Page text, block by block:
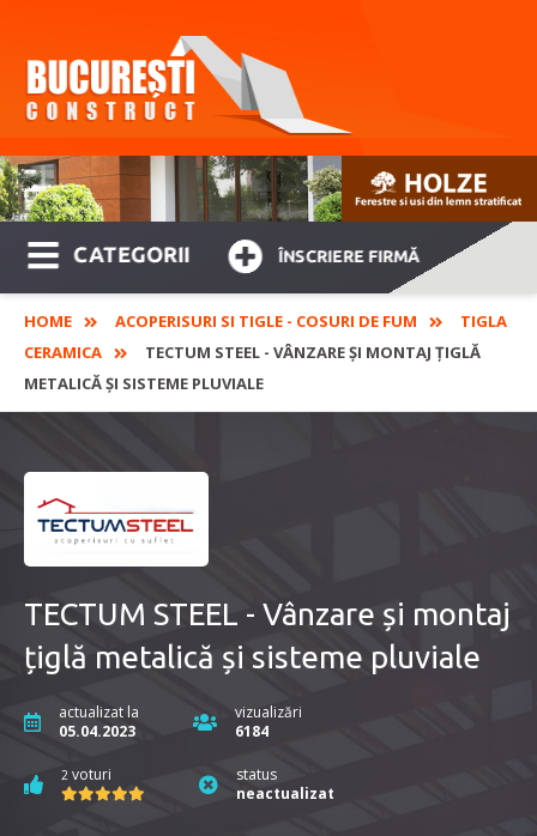
CATEGORII ÎNSCRIERE FIRMĂ
HOME ACOPERISURI SI TIGLE - COSURI DE FUM
TIGLA
CERAMICA
TECTUM STEEL - VÂNZARE ȘI MONTAJ ȚIGLĂ
METALICĂ ȘI SISTEME PLUVIALE
TECTUM STEEL - Vânzare și montaj
țiglă metalică și sisteme pluviale
actualizat la
05.04.2023
vizualizări
6184
2 voturi
status
neactualizat